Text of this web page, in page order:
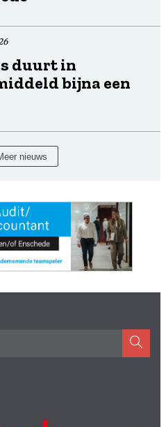
duurt in
bijna een
nieuws